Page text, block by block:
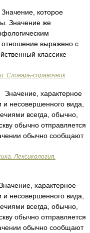
которое
Значение же
отношение выражено с
классике –
Словарь-справочник
характерное
несовершенного вида,
всегда, обычно,
обычно отправляется
обычно сообщают
Лексикология.
характерное
несовершенного вида,
всегда, обычно,
обычно отправляется
обычно сообщают